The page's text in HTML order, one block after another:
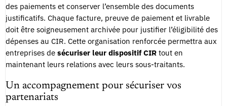
des paiements et conserver l’ensemble des documents
justificatifs. Chaque facture, preuve de paiement et livrable
doit être soigneusement archivée pour justifier l’éligibilité des
dépenses au CIR. Cette organisation renforcée permettra aux
entreprises de sécuriser leur dispositif CIR tout en
maintenant leurs relations avec leurs sous-traitants.
Un accompagnement pour sécuriser vos
partenariats